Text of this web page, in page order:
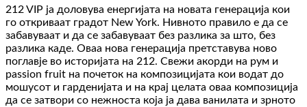
212 VIP ја доловува енергијата на новата генерација кои
го откриваат градот New York. Нивното правило е да се
забавуваат и да се забавуваат без разлика за што, без
разлика каде. Оваа нова генерација претставува ново
поглавје во историјата на 212. Свежи акорди на рум и
passion fruit на почеток на композицијата кои водат до
мошусот и гарденијата и на крај целата оваа композиција
да се затвори со нежноста која ја дава ванилата и зрното